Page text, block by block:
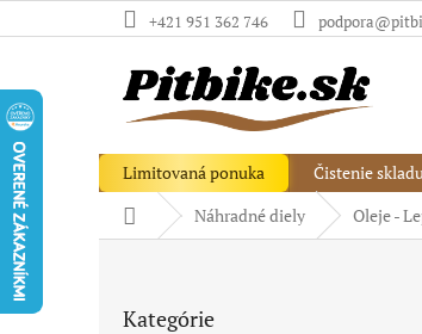
na
+421 951 362 746
Limitovaná ponuka Čistenie
DomovNáhradné diely Oleje -
kategórie
Kategórie